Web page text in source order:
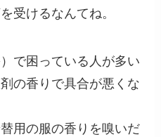
受けるなんてね。
で困っている人が多い
の香りで具合が悪くな
用の服の香りを嗅いだ